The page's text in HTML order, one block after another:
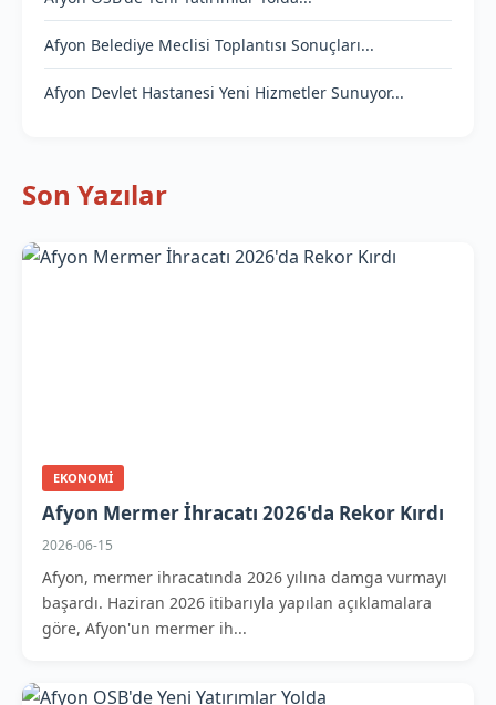
Afyon Belediye Meclisi Toplantısı Sonuçları...
Afyon Devlet Hastanesi Yeni Hizmetler Sunuyor...
Son Yazılar
EKONOMI
Afyon Mermer İhracatı 2026'da Rekor Kırdı
2026-06-15
Afyon, mermer ihracatında 2026 yılına damga vurmayı
başardı. Haziran 2026 itibarıyla yapılan açıklamalara
göre, Afyon'un mermer ih...